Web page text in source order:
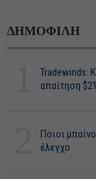
ΔΗΜΟΦΙΛΗ
Tradewinds:
απαίτηση
Ποιοι
έλεγχο